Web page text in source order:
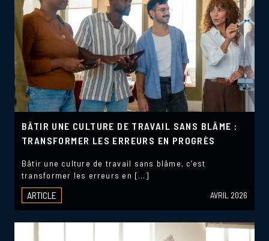
BÂTIR UNE CULTURE DE TRAVAIL SANS BLÂME :
TRANSFORMER LES ERREURS EN PROGRÈS
Bâtir une culture de travail sans blâme, c’est
transformer les erreurs en […]
ARTICLE AVRIL 2026